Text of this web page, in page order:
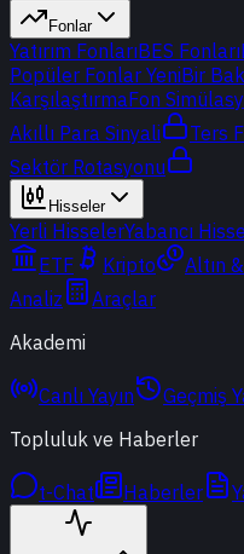
Fonlar
Yatırım FonlarıBES Fonları
Popüler Fonlar YeniBir
KarşılaştırmaFon
Akıllı Para Sinyali
Ters
Sektör Rotasyonu
Hisseler
Yerli HisselerYabancı
ETF
Kripto Altın
Analiz
Araçlar
Akademi
Canlı Yayın Geçmiş
Topluluk ve Haberler
t-Chat Haberler